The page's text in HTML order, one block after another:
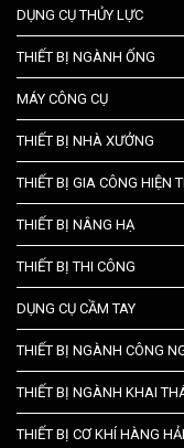
DỤNG CỤ THỦY LỰC
THIẾT BỊ NGÀNH ỐNG
MÁY CÔNG CỤ
THIẾT BỊ NHÀ XƯỞNG
THIẾT BỊ GIA CÔNG HIỆN
THIẾT BỊ NÂNG HẠ
THIẾT BỊ THI CÔNG
DỤNG CỤ CẦM TAY
THIẾT BỊ NGÀNH CÔNG
THIẾT BỊ NGÀNH KHAI
THIẾT BỊ CƠ KHÍ HÀNG